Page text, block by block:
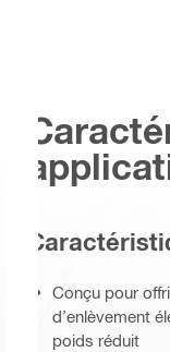
Conçu pour
d’enlèvement
poids réduit